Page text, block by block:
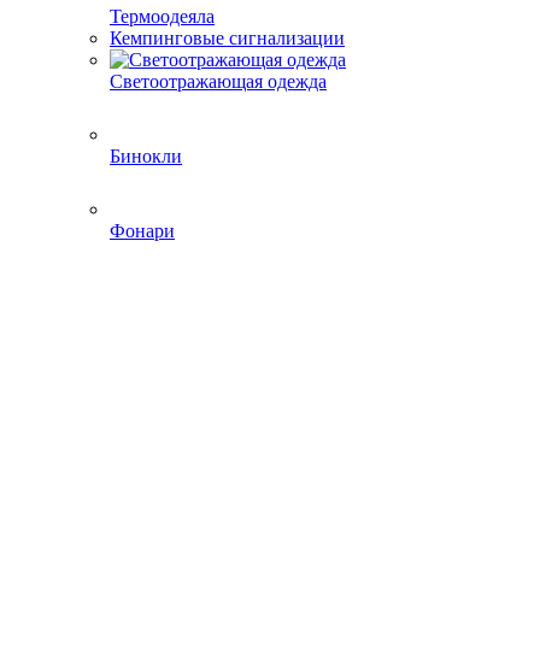
Термоодеяла
Кемпинговые сигнализации
Светоотражающая одежда
Бинокли
Фонари